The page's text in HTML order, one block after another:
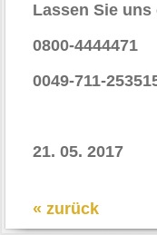
Lassen Sie
0800-4444471
0049-711-
21. 05. 2017
« zurück